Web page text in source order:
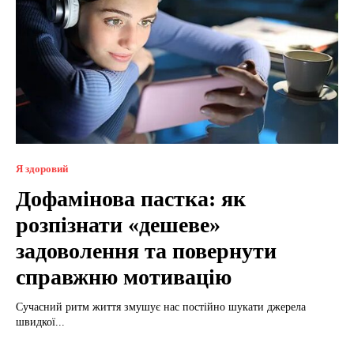
Я здоровий
Дофамінова пастка: як
розпізнати «дешеве»
задоволення та повернути
справжню мотивацію
Сучасний ритм життя змушує нас постійно шукати джерела
швидкої...